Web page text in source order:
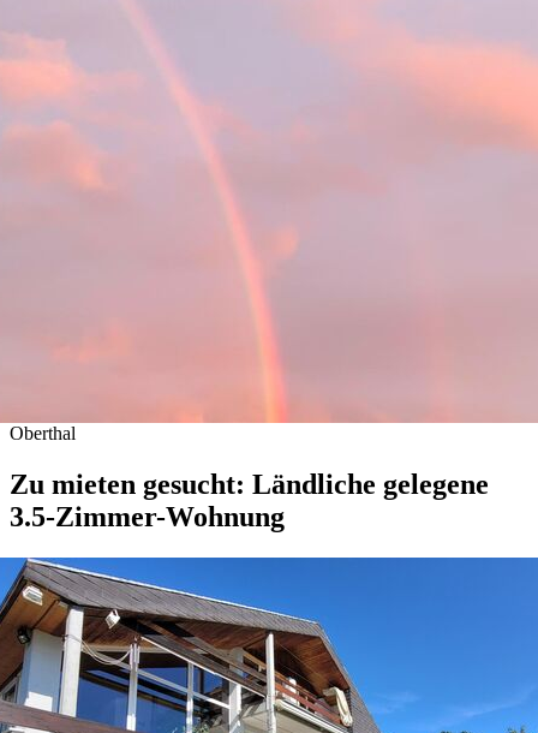
Oberthal
Zu mieten gesucht: Ländliche gelegene
3.5-Zimmer-Wohnung